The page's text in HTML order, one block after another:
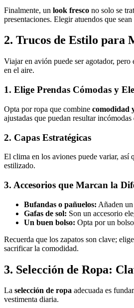
Finalmente, un look fresco no solo se
presentaciones. Elegir atuendos que
2. Trucos de Estilo para
Viajar en avión puede ser agotador,
en el aire.
1. Elige Prendas Cómodas y
Opta por ropa que combine comodidad
ajustadas que puedan resultar
2. Capas Estratégicas
El clima en los aviones puede variar, así
estilizado.
3. Accesorios que Marcan la
Bufandas o pañuelos: Añaden
Gafas de sol: Son un accesorio
Un buen bolso: Opta por un
Recuerda que los zapatos son clave;
sacrificar la comodidad.
3. Selección de Ropa:
La selección de ropa adecuada es
vestimenta diaria.